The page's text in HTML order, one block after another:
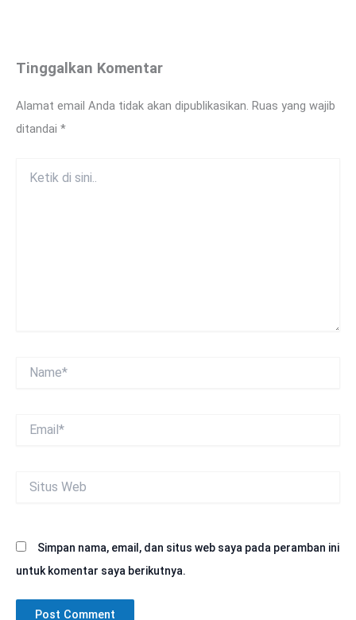
Tinggalkan Komentar
Alamat email Anda tidak akan dipublikasikan. Ruas yang wajib
ditandai *
Web
Simpan nama, email, dan situs web saya pada peramban ini
untuk komentar saya berikutnya.